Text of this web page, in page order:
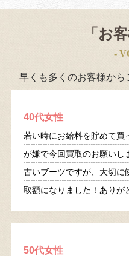
「お
-
早くも多くのお客様から
40代女性
若い時にお給料を貯めて買
が嫌で今回買取のお願いし
古いブーツですが、大切に
取額になりました！ありが
50代女性